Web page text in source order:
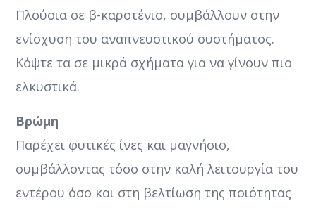
Πλούσια σε β-καροτένιο, συμβάλλουν στην
ενίσχυση του αναπνευστικού συστήματος.
Κόψτε τα σε μικρά σχήματα για να γίνουν πιο
ελκυστικά.
Βρώμη
Παρέχει φυτικές ίνες και μαγνήσιο,
συμβάλλοντας τόσο στην καλή λειτουργία του
εντέρου όσο και στη βελτίωση της ποιότητας